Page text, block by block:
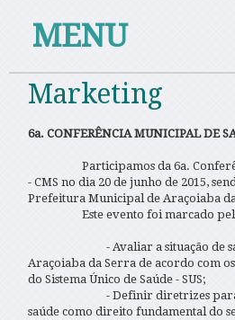
MENU
Marketing
6a. CONFERÊNCIA MUNICIPAL DE
Participamos da 6a.
- CMS no dia 20 de junho de 2015,
Prefeitura Municipal de Araçoiaba
Este evento foi marcado pela
- Avaliar a situação de
Araçoiaba da Serra de acordo com
do Sistema Único de Saúde - SUS;
- Definir diretrizes para a
saúde como direito fundamental do